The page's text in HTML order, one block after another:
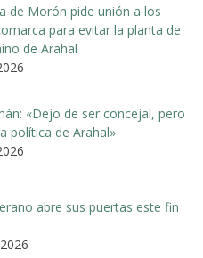
de Morón pide unión a los
para evitar la planta de
de Arahal
«Dejo de ser concejal, pero
política de Arahal»
abre sus puertas este fin